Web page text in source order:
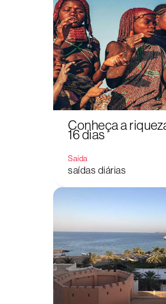
Conheça a
16 dias
Saída
saídas diárias